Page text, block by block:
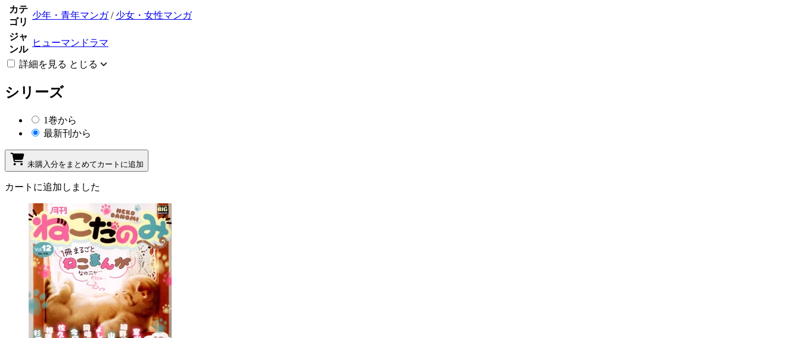
カテ
ゴリ
少年・青年マンガ/ 少女・女性マンガ
ジャ
ンル
ヒューマンドラマ
詳細を見る とじる
シリーズ
1巻から
最新刊から
未購入分をまとめてカートに追加
カートに追加しました